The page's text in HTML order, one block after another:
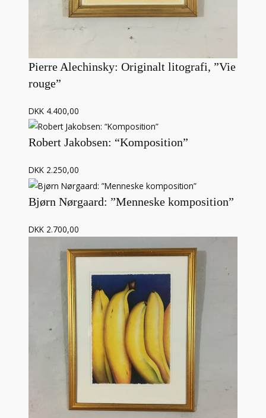
Pierre Alechinsky: Originalt litografi, ”Vie
rouge”
DKK 4.400,00
Robert Jakobsen: “Komposition”
DKK 2.250,00
Bjørn Nørgaard: ”Menneske komposition”
DKK 2.700,00